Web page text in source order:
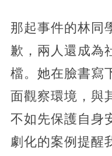
那起事件的林同
歉，兩人還成為
檔。她在臉書寫
面觀察環境，與
不如先保護自身
劇化的案例提醒